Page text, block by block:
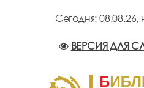
Сегодня: 08.08.26,
ВЕРСИЯ ДЛЯ